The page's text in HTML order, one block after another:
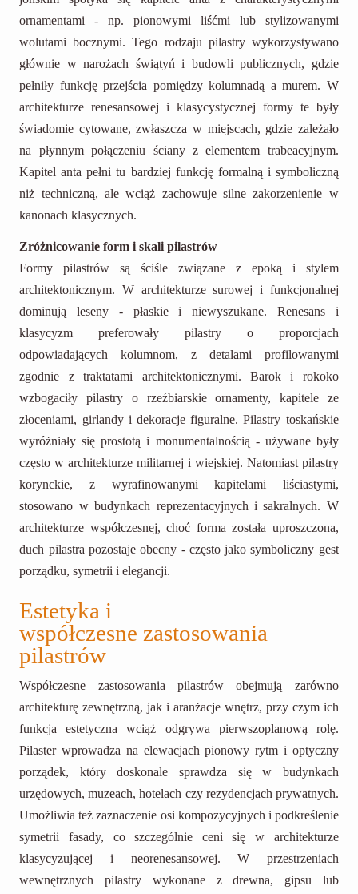
ornamentami - np. pionowymi liśćmi lub stylizowanymi
wolutami bocznymi. Tego rodzaju pilastry wykorzystywano
głównie w narożach świątyń i budowli publicznych, gdzie
pełniły funkcję przejścia pomiędzy kolumnadą a murem. W
architekturze renesansowej i klasycystycznej formy te były
świadomie cytowane, zwłaszcza w miejscach, gdzie zależało
na płynnym połączeniu ściany z elementem trabeacyjnym.
Kapitel anta pełni tu bardziej funkcję formalną i symboliczną
niż techniczną, ale wciąż zachowuje silne zakorzenienie w
kanonach klasycznych.
Zróżnicowanie form i skali pilastrów
Formy pilastrów są ściśle związane z epoką i stylem
architektonicznym. W architekturze surowej i funkcjonalnej
dominują leseny - płaskie i niewyszukane. Renesans i
klasycyzm preferowały pilastry o proporcjach
odpowiadających kolumnom, z detalami profilowanymi
zgodnie z traktatami architektonicznymi. Barok i rokoko
wzbogaciły pilastry o rzeźbiarskie ornamenty, kapitele ze
złoceniami, girlandy i dekoracje figuralne. Pilastry toskańskie
wyróżniały się prostotą i monumentalnością - używane były
często w architekturze militarnej i wiejskiej. Natomiast pilastry
korynckie, z wyrafinowanymi kapitelami liściastymi,
stosowano w budynkach reprezentacyjnych i sakralnych. W
architekturze współczesnej, choć forma została uproszczona,
duch pilastra pozostaje obecny - często jako symboliczny gest
porządku, symetrii i elegancji.
Estetyka i
współczesne zastosowania
pilastrów
Współczesne zastosowania pilastrów obejmują zarówno
architekturę zewnętrzną, jak i aranżacje wnętrz, przy czym ich
funkcja estetyczna wciąż odgrywa pierwszoplanową rolę.
Pilaster wprowadza na elewacjach pionowy rytm i optyczny
porządek, który doskonale sprawdza się w budynkach
urzędowych, muzeach, hotelach czy rezydencjach prywatnych.
Umożliwia też zaznaczenie osi kompozycyjnych i podkreślenie
symetrii fasady, co szczególnie ceni się w architekturze
klasycyzującej i neorenesansowej. W przestrzeniach
wewnętrznych pilastry wykonane z drewna, gipsu lub